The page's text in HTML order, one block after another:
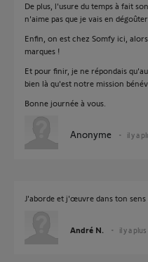
De plus, l'usure du temps à fait
n'aime pas que je vais en
Enfin, on est chez Somfy ici,
marques !
Et pour finir, je ne répondais
bien là qu'est notre mission
Bonne journée à vous.
Anonyme il y a
J'aborde et j'œuvre dans ton sens
André N. il y a